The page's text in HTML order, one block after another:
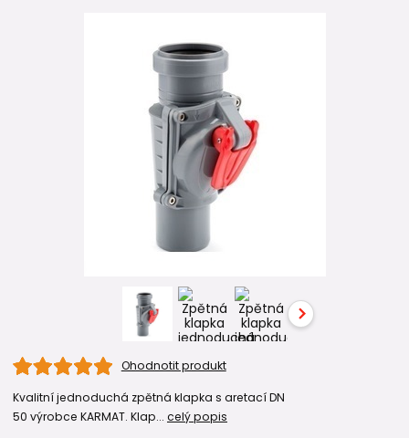
Ohodnotit produkt
Kvalitní jednoduchá zpětná klapka s aretací DN
50 výrobce KARMAT. Klap... celý popis